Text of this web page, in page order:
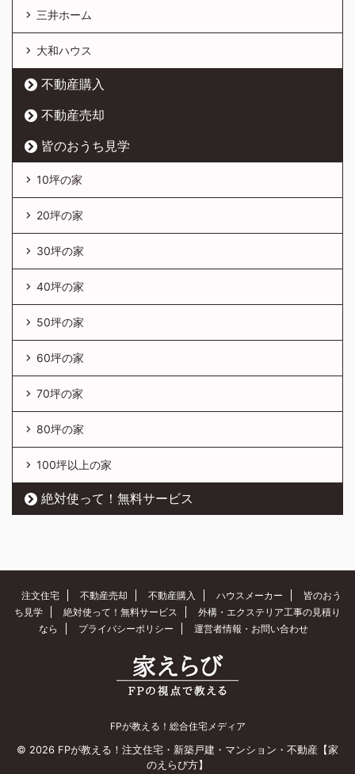
三井ホーム
大和ハウス
不動産購入
不動産売却
皆のおうち見学
10坪の家
20坪の家
30坪の家
40坪の家
50坪の家
60坪の家
70坪の家
80坪の家
100坪以上の家
絶対使って！無料サービス
注文住宅 不動産売却 不動産購入 ハウスメーカー
皆のおう
ち見学
絶対使って！無料サービス
外構・エクステリア工事の見積り
なら
プライバシーポリシー 運営者情報・お問い合わせ
FPが教える！総合住宅メディア
© 2026 FPが教える！注文住宅・新築戸建・マンション・不動産【家
のえらび方】